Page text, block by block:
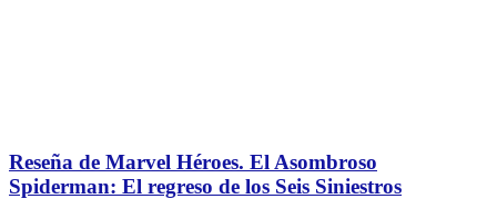
Reseña de Marvel Héroes. El Asombroso
Spiderman: El regreso de los Seis Siniestros